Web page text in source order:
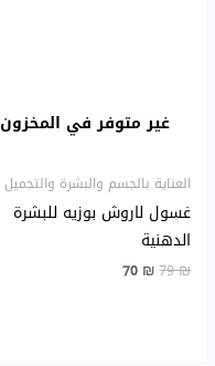
غير متوفر في المخزون
العناية بالجسم والبشرة والتجميل
غسول لاروش بوزيه للبشرة
الدهنية
79₪
70 ₪